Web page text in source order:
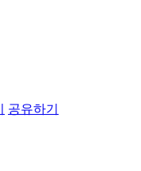
공유하기